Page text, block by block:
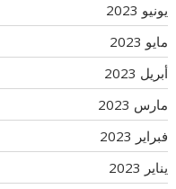
يونيو 2023
مايو 2023
أبريل 2023
مارس 2023
فبراير 2023
يناير 2023